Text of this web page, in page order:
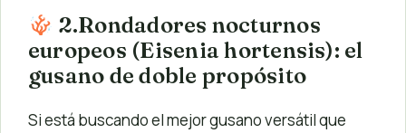
2.Rondadores nocturnos
europeos (Eisenia hortensis): el
gusano de doble propósito
Si está buscando el mejor gusano versátil que